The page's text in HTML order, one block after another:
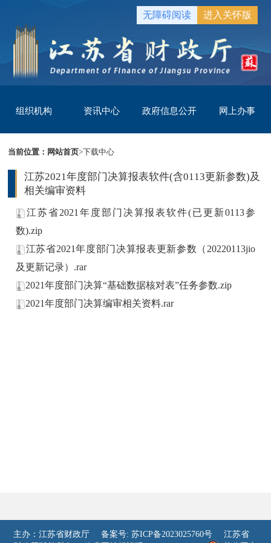
无障碍阅读 进入关怀版
组织机构 资讯中心 政府信息公开 网上办事
当前位置： 网站首页>下载中心
江苏2021年度部门决算报表软件(含0113更新参数)及
相关编审资料
江苏省2021年度部门决算报表软件(已更新0113参
数).zip
江苏省2021年度部门决算报表更新参数（20220113jio
及更新记录）.rar
2021年度部门决算“基础数据核对表”任务参数.zip
2021年度部门决算编审相关资料.rar
主办：江苏省财政厅 备案号: 苏ICP备2023025760号
江苏省